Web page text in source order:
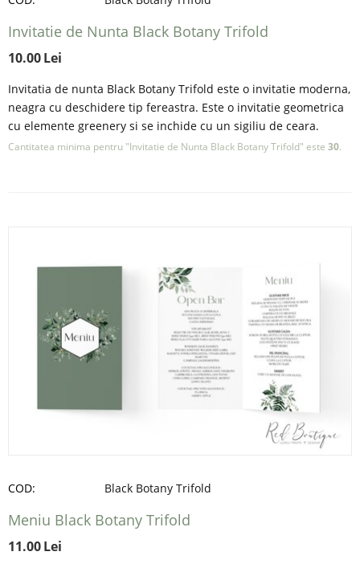
Invitatie de Nunta Black Botany Trifold
10.00Lei
Invitatia de nunta Black Botany Trifold este o invitatie moderna,
neagra cu deschidere tip fereastra. Este o invitatie geometrica
cu elemente greenery si se inchide cu un sigiliu de ceara.
Cantitatea minima pentru "Invitatie de Nunta Black Botany Trifold" este 30.
COD: Black Botany Trifold
Meniu Black Botany Trifold
11.00Lei